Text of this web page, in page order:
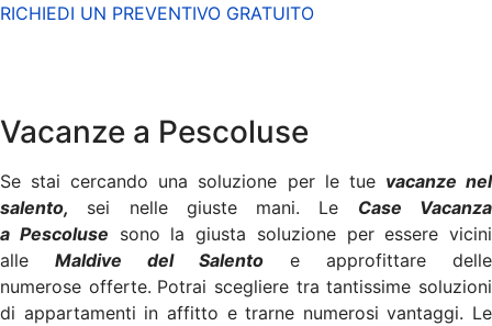
RICHIEDI UN PREVENTIVO GRATUITO
Vacanze a Pescoluse
Se stai cercando una soluzione per le tue vacanze nel
salento, sei nelle giuste mani. Le Case Vacanza
a Pescoluse sono la giusta soluzione per essere vicini
alle Maldive del Salento e approfittare delle
numerose offerte. Potrai scegliere tra tantissime soluzioni
di appartamenti in affitto e trarne numerosi vantaggi. Le